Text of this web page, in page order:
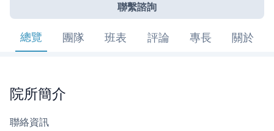
聯繫諮詢
總覽 團隊 班表 評論 專長 關於
院所簡介
聯絡資訊